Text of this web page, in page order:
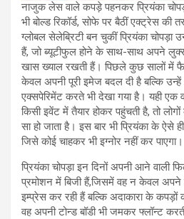
नाजुक लेस वाले कपड़े पहनकर प्रियंका
भी बोल्ड रिकॉर्ड, सोफे पर बैठीं एक्ट्रेस की
ग्लोबल सेलेब्रिटी बन चुकीं प्रियंका चोपड़ा
हैं, जो ब्यूटीफुल होने के साथ-साथ अपने
खास ख्याल रखती हैं। पिछले कुछ सालों में
केवल अपनी पूरी इमेज बदल दी है बल्कि
एक्सपेरिमेंट करते भी देखा गया है। यही एक
किसी इवेंट में तैयार होकर पहुंचती है, तो
सा हो जाता है। इस बार भी प्रियंका के ऐसे
जिसे कोई चाहकर भी इग्नोर नहीं कर पाएगा।
प्रियंका चोपड़ा इन दिनों अपनी आने वाली
प्रमोशन में बिजी हैं,जिसमें वह न केवल अपने
इम्प्रेस कर रही हैं बल्कि अदाकारा के
वह अपनी टोन्ड बॉडी भी जमकर फ्लॉन्ट